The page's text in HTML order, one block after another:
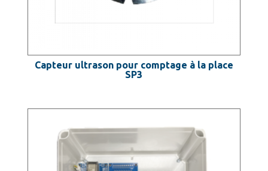
Capteur ultrason pour comptage à la place
SP3